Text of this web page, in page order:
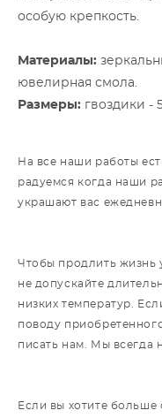
особую крепкость.
Материалы:
ювелирная смола.
Размеры: гвоздики -
На все наши работы
радуемся когда наши
украшают вас
Чтобы продлить жизнь
не допускайте
низких температур.
поводу
писать нам. Мы всегда
Если вы хотите больше